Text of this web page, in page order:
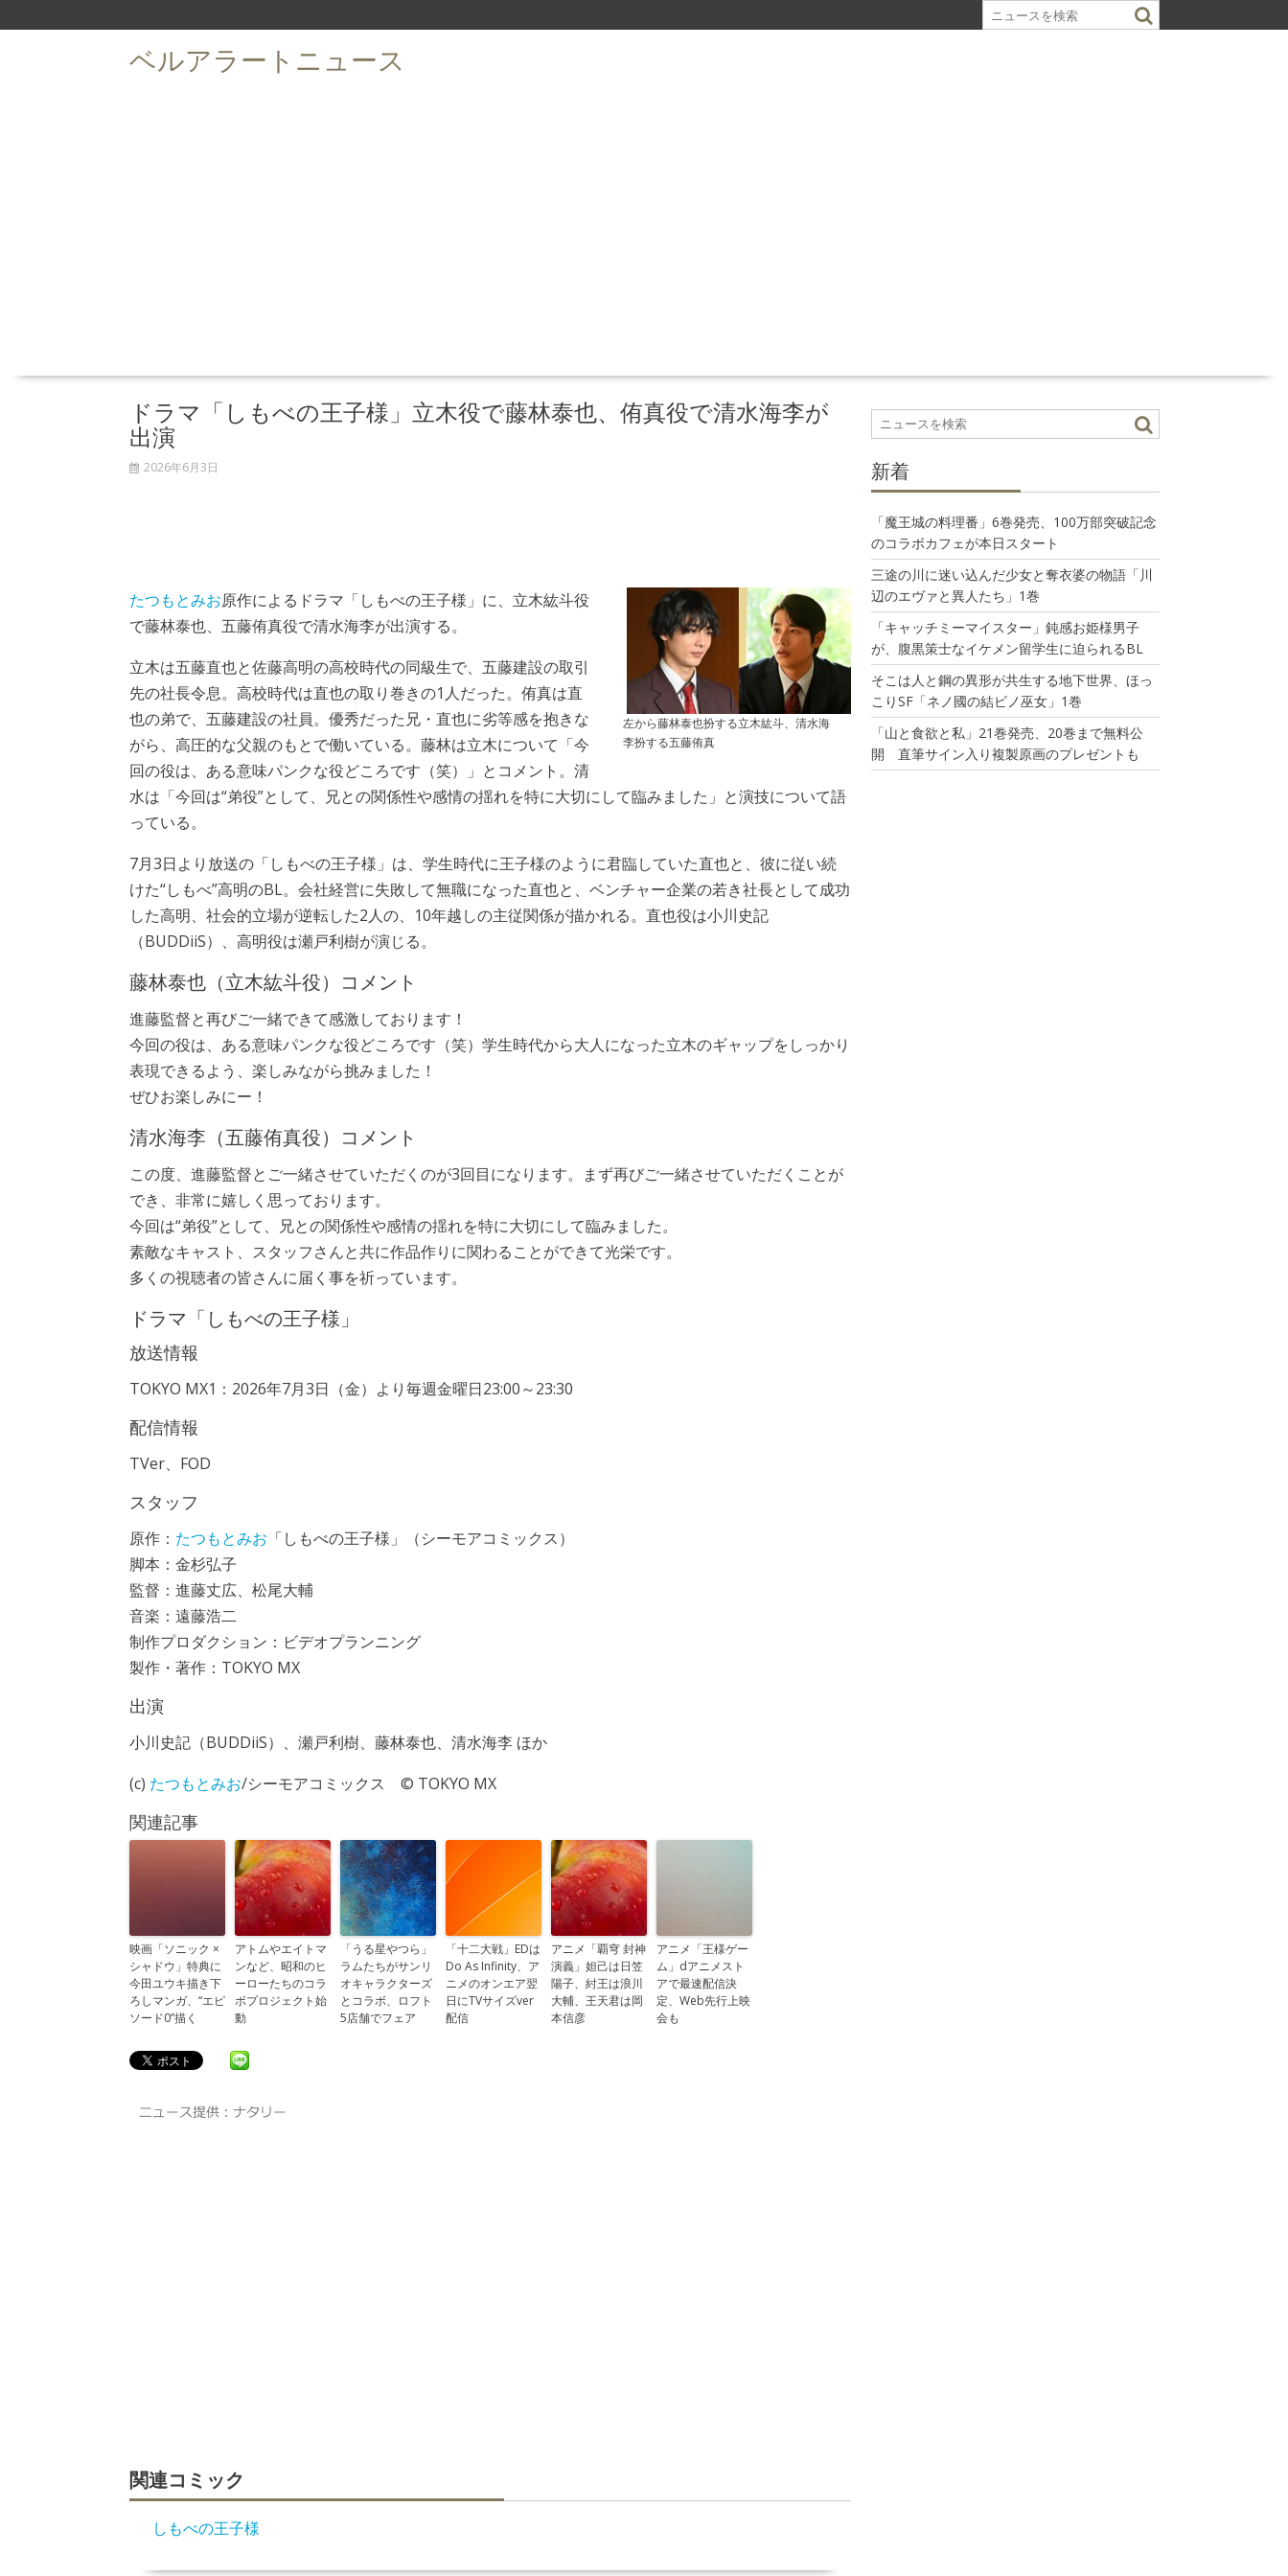
k
ベルアラートニュース
ドラマ「しもべの王子様」立木役で藤林泰也、侑真役で清水海李が
出演
2026年6月3日
左から藤林泰也扮する立木紘斗、清水海
李扮する五藤侑真
たつもとみお原作によるドラマ「しもべの王子様」に、立木紘斗役
で藤林泰也、五藤侑真役で清水海李が出演する。
立木は五藤直也と佐藤高明の高校時代の同級生で、五藤建設の取引
先の社長令息。高校時代は直也の取り巻きの1人だった。侑真は直
也の弟で、五藤建設の社員。優秀だった兄・直也に劣等感を抱きな
がら、高圧的な父親のもとで働いている。藤林は立木について「今
回の役は、ある意味パンクな役どころです（笑）」とコメント。清
水は「今回は“弟役”として、兄との関係性や感情の揺れを特に大切にして臨みました」と演技について語
っている。
7月3日より放送の「しもべの王子様」は、学生時代に王子様のように君臨していた直也と、彼に従い続
けた“しもべ”高明のBL。会社経営に失敗して無職になった直也と、ベンチャー企業の若き社長として成功
した高明、社会的立場が逆転した2人の、10年越しの主従関係が描かれる。直也役は小川史記
（BUDDiiS）、高明役は瀬戸利樹が演じる。
藤林泰也（立木紘斗役）コメント
進藤監督と再びご一緒できて感激しております！
今回の役は、ある意味パンクな役どころです（笑）学生時代から大人になった立木のギャップをしっかり
表現できるよう、楽しみながら挑みました！
ぜひお楽しみにー！
清水海李（五藤侑真役）コメント
この度、進藤監督とご一緒させていただくのが3回目になります。まず再びご一緒させていただくことが
でき、非常に嬉しく思っております。
今回は“弟役”として、兄との関係性や感情の揺れを特に大切にして臨みました。
素敵なキャスト、スタッフさんと共に作品作りに関わることができて光栄です。
多くの視聴者の皆さんに届く事を祈っています。
ドラマ「しもべの王子様」
放送情報
TOKYO MX1：2026年7月3日（金）より毎週金曜日23:00～23:30
配信情報
TVer、FOD
スタッフ
原作： たつもとみお 「しもべの王子様」（シーモアコミックス）
脚本：金杉弘子
監督：進藤丈広、松尾大輔
音楽：遠藤浩二
制作プロダクション：ビデオプランニング
製作・著作：TOKYO MX
出演
小川史記（BUDDiiS）、瀬戸利樹、藤林泰也、清水海李 ほか
(c) たつもとみお/シーモアコミックス © TOKYO MX
関連記事
映画「ソニック ×
シャドウ」特典に
今田ユウキ描き下
ろしマンガ、“エピ
ソード0”描く
アトムやエイトマ
ンなど、昭和のヒ
ーローたちのコラ
ボプロジェクト始
動
「うる星やつら」
ラムたちがサンリ
オキャラクターズ
とコラボ、ロフト
5店舗でフェア
「十二大戦」EDは
Do As Infinity、ア
ニメのオンエア翌
日にTVサイズver
配信
アニメ「覇穹 封神
演義」妲己は日笠
陽子、紂王は浪川
大輔、王天君は岡
本信彦
アニメ「王様ゲー
ム」dアニメスト
アで最速配信決
定、Web先行上映
会も
関連コミック
しもべの王子様
新着
「魔王城の料理番」6巻発売、100万部突破記念
のコラボカフェが本日スタート
三途の川に迷い込んだ少女と奪衣婆の物語「川
辺のエヴァと異人たち」1巻
「キャッチミーマイスター」鈍感お姫様男子
が、腹黒策士なイケメン留学生に迫られるBL
そこは人と鋼の異形が共生する地下世界、ほっ
こりSF「ネノ國の結ビノ巫女」1巻
「山と食欲と私」21巻発売、20巻まで無料公
開 直筆サイン入り複製原画のプレゼントも